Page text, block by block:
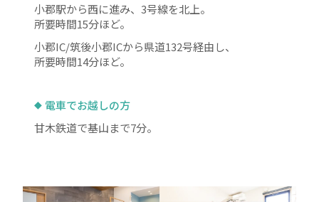
小郡駅から西に進み、3号線を北上。
所要時間15分ほど。
小郡IC/筑後小郡ICから県道132号経由し、
所要時間14分ほど。
電車でお越しの方
甘木鉄道で基山まで7分。